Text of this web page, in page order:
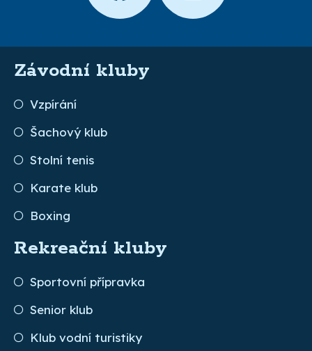
Závodní kluby
Vzpírání
Šachový klub
Stolní tenis
Karate klub
Boxing
Rekreační kluby
Sportovní přípravka
Senior klub
Klub vodní turistiky